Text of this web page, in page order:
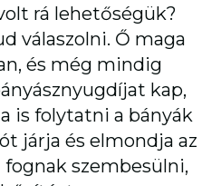
rá lehetőségük?
válaszolni. Ő maga
és még mindig
kap,
is folytatni a bányák
járja és elmondja az
szembesülni,